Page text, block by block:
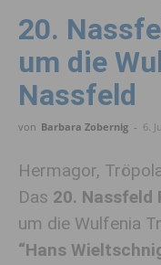
20.
um die
Nassfeld
von Barbara Zobernig - 6.
Hermagor,
Das 20. Nassfeld
um die Wulfenia
“Hans